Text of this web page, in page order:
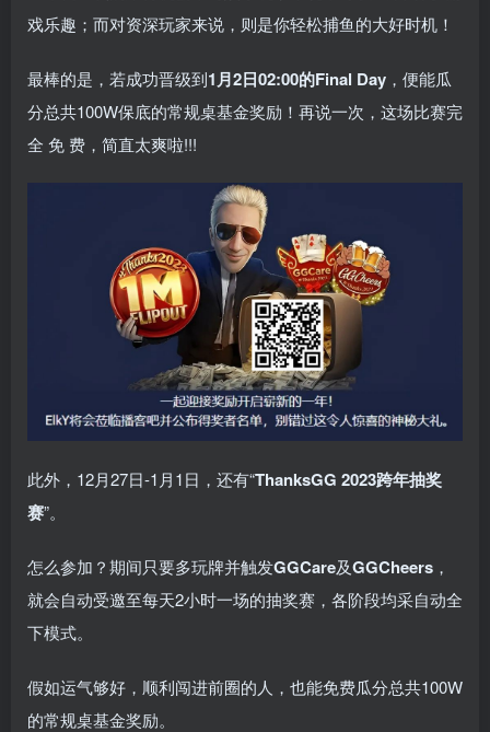
戏乐趣；而对资深玩家来说，则是你轻松捕鱼的大好时机！
最棒的是，若成功晋级到1月2日02:00的Final Day ，便能瓜
分总共100W保底的常规桌基金奖励！再说一次，这场比赛完
全 免 费，简直太爽啦!!!
此外，12月27日-1月1日，还有“ThanksGG 2023跨年抽奖
赛”。
怎么参加？期间只要多玩牌并触发GGCare及GGCheers ，
就会自动受邀至每天2小时一场的抽奖赛，各阶段均采自动全
下模式。
假如运气够好，顺利闯进前圈的人，也能免费瓜分总共100W
的常规桌基金奖励。